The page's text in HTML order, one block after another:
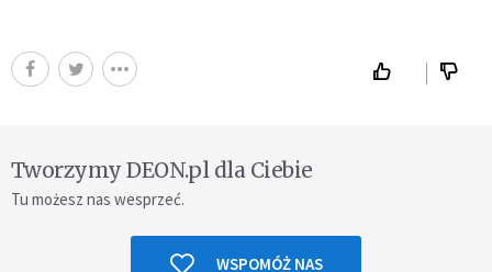
Tworzymy DEON.pl dla Ciebie
Tu możesz nas wesprzeć.
WSPOMÓŻ NAS